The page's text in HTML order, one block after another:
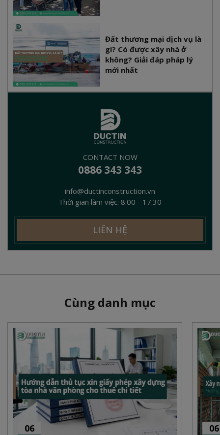
Đất thương mại dịch vụ là
gì? Có được xây nhà ở
không? Giải đáp pháp lý
mới nhất
CONTACT NOW
0886 343 343
info@ductinconstruction.vn
Thời gian làm việc: 8:00 - 17:30
LIÊN HỆ
Cùng danh mục
06 06